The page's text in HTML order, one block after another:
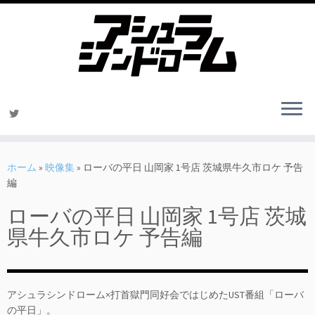
ン
テ
へ
ス
ッ
プ
ホーム » 映像集» ローバの平日 山岡家 1号店 茨城県牛久市ロケ 予告
編
ローバの平日 山岡家 1号店 茨城
県牛久市ロケ 予告編
アシュラシンドローム×打首獄門同好会ではじめたUST番組「ローバ
の平日」。